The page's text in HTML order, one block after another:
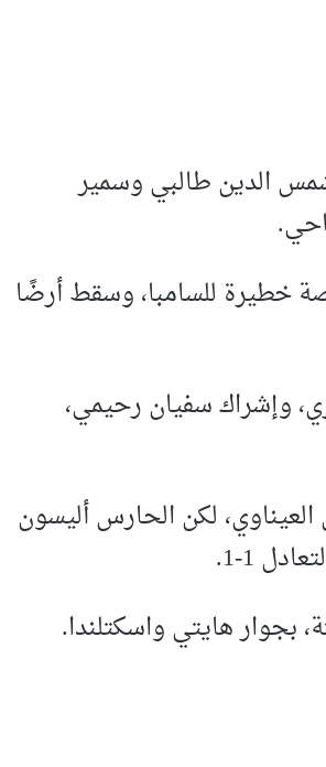
الدين طالبي وسمير
خطيرة للسامبا، وسقط أرضًا
وإشراك سفيان رحيمي،
لكن الحارس أليسون
1-1.
بجوار هايتي واسكتلندا.